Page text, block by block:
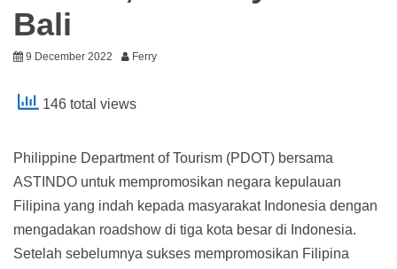
Bali
9 December 2022 Ferry
146 total views
Philippine Department of Tourism (PDOT) bersama
ASTINDO untuk mempromosikan negara kepulauan
Filipina yang indah kepada masyarakat Indonesia dengan
mengadakan roadshow di tiga kota besar di Indonesia.
Setelah sebelumnya sukses mempromosikan Filipina